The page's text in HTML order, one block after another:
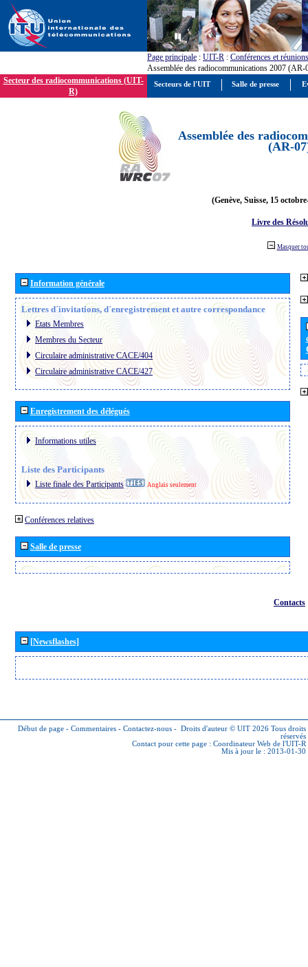
Page principale : UIT-R : Conférences et réunions
Assemblée des radiocommunications 2007 (AR-
Secteur des radiocommunications (UIT-
R)
Assemblée des
(AR-
(Genève, Suisse, 15
Livre des
Masquer
Information générale
Lettres d´invitations, d´enregistrement et autre correspondance
Etats Membres
Membres du Secteur
Circulaire administrative CACE/404
Circulaire administrative CACE/427
Enregistrement des délégués
Informations utiles
Liste des Participants
Liste finale des Participants Anglais seulement
Conférences relatives
Salle de presse
Contacts
[Newsflashes]
Début de page - Commentaires - Contactez-nous - Droits d'auteur © UIT 2026 Tous droits
réservés
Contact pour cette page : Coordinateur Web de l'UIT-R
Mis à jour le : 2013-01-30
Secteurs de l'UIT Salle de presse